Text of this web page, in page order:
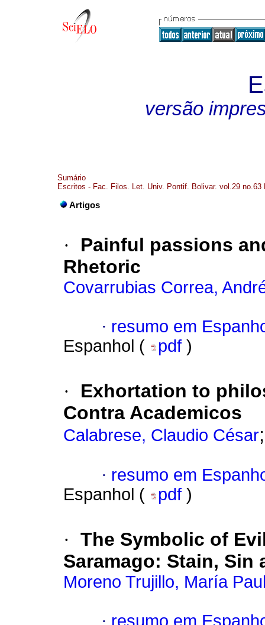
versão
Sumário
Escritos - Fac. Filos. Let. Univ. Pontif. Bolivar. vol.29 no.63
Artigos
·
Painful passions
Rhetoric
Covarrubias Correa,
· resumo em
Espanhol (
pdf )
·
Exhortation to
Contra Academicos
Calabrese, Claudio César
· resumo em
Espanhol (
pdf )
· The Symbolic of
Saramago: Stain, Sin
Moreno Trujillo, María
· resumo em